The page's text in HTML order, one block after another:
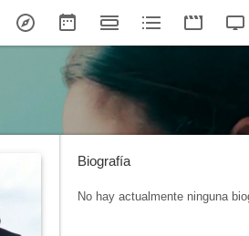
Biografía
No hay actualmente ninguna